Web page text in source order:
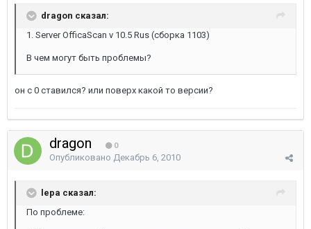
dragon сказал:
1. Server OfficaScan v 10.5 Rus (сборка 1103)
В чем могут быть проблемы?
он с 0 ставился? или поверх какой то версии?
dragon 0
Опубликовано Декабрь 6, 2010
lepa сказал:
По проблеме: